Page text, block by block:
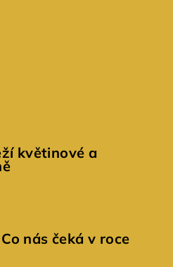
květinové a
nás čeká v roce